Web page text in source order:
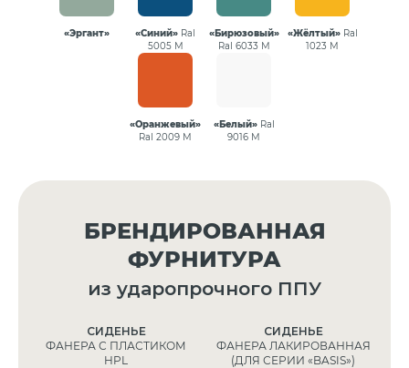
«Эргант» «Синий» Ral
5005 М
«Бирюзовый»
Ral 6033 М
«Жёлтый» Ral
1023 М
«Оранжевый»
Ral 2009 М
«Белый» Ral
9016 М
БРЕНДИРОВАННАЯ
ФУРНИТУРА
из ударопрочного ППУ
СИДЕНЬЕ
ФАНЕРА С ПЛАСТИКОМ
HPL
СИДЕНЬЕ
ФАНЕРА ЛАКИРОВАННАЯ
(ДЛЯ СЕРИИ «BASIS»)